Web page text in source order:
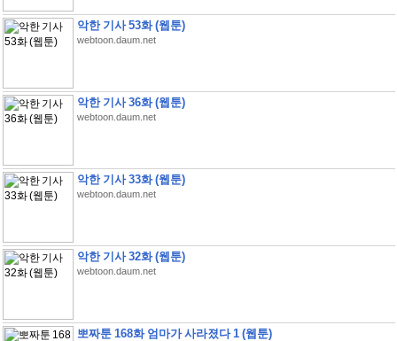
악한 기사 53화 (웹툰)
webtoon.daum.net
악한 기사 36화 (웹툰)
webtoon.daum.net
악한 기사 33화 (웹툰)
webtoon.daum.net
악한 기사 32화 (웹툰)
webtoon.daum.net
뽀짜툰 168화 엄마가 사라졌다 1 (웹툰)